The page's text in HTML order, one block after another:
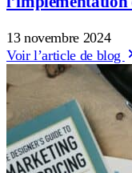
13 novembre 2024
Voir l’article de blog